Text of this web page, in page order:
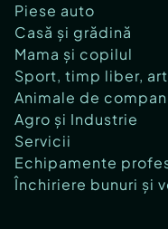
Piese auto
Casă și grădină
Mama și copilul
Sport, timp liber,
Animale de
Agro și Industrie
Servicii
Echipamente
Închiriere bunuri și